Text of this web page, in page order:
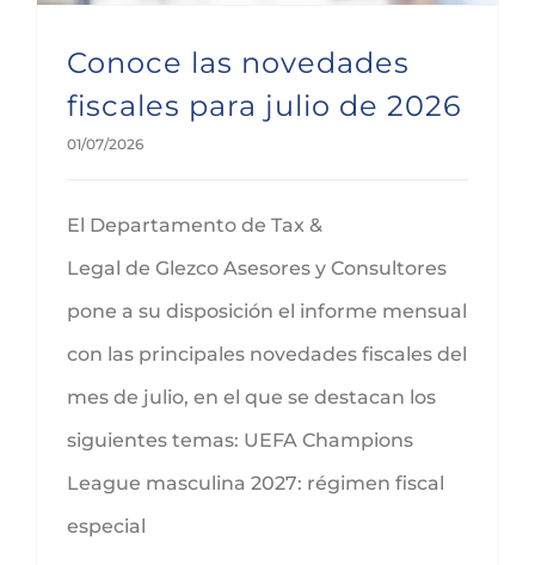
Conoce las novedades
fiscales para julio de 2026
01/07/2026
El Departamento de Tax &
Legal de Glezco Asesores y Consultores
pone a su disposición el informe mensual
con las principales novedades fiscales del
mes de julio, en el que se destacan los
siguientes temas: UEFA Champions
League masculina 2027: régimen fiscal
especial